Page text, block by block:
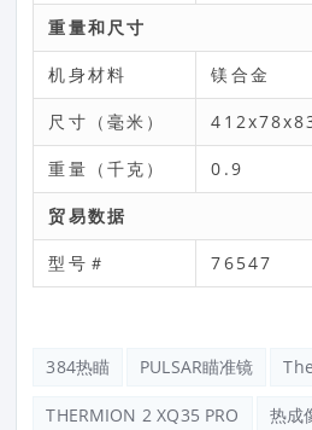
重量和尺寸
机身材料 镁合金
尺寸（毫米）
重量（千克） 0.9
贸易数据
型号＃ 76547
384热瞄 PULSAR瞄准镜
THERMION 2 XQ35 PRO 热成